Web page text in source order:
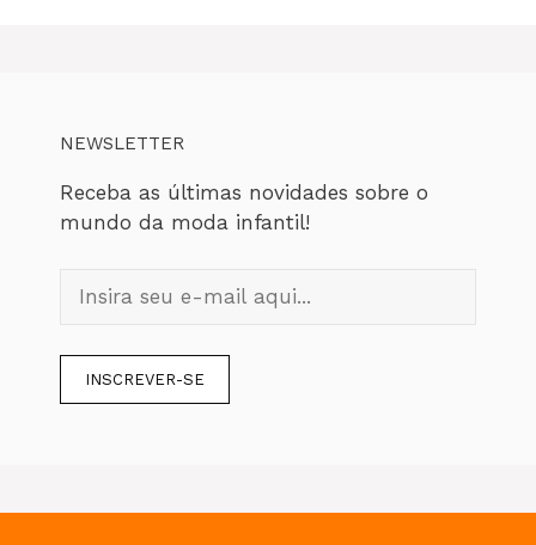
NEWSLETTER
Receba as últimas novidades sobre o
mundo da moda infantil!